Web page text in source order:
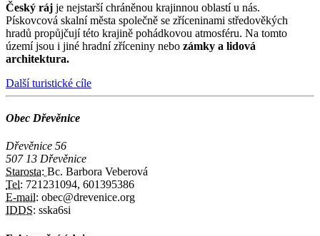
Český ráj je nejstarší chráněnou krajinnou oblastí u nás.
Pískovcová skalní města společně se zříceninami středověkých
hradů propůjčují této krajině pohádkovou atmosféru. Na tomto
území jsou i jiné hradní zříceniny nebo zámky a lidová
architektura.
Další turistické cíle
Obec Dřevěnice
Dřevěnice 56
507 13 Dřevěnice
Starosta: Bc. Barbora Veberová
Tel: 721231094, 601395386
E-mail: obec@drevenice.org
IDDS: sska6si